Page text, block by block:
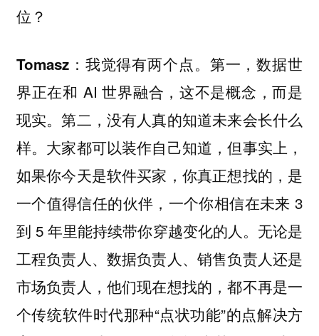
位？
Tomasz： 我觉得有两个点。第一，数据世
界正在和 AI 世界融合，这不是概念，而是
现实。第二，没有人真的知道未来会长什么
样。大家都可以装作自己知道，但事实上，
如果你今天是软件买家，你真正想找的，是
一个值得信任的伙伴，一个你相信在未来 3
到 5 年里能持续带你穿越变化的人。无论是
工程负责人、数据负责人、销售负责人还是
市场负责人，他们现在想找的，都不再是一
个传统软件时代那种“点状功能”的点解决方